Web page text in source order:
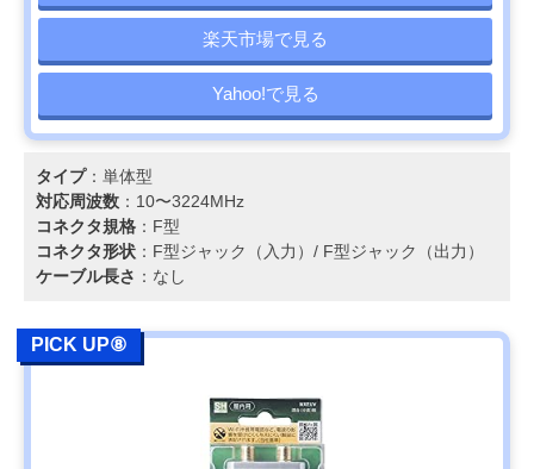
楽天市場で見る
Yahoo!で見る
タイプ：単体型
対応周波数 ：10〜3224MHz
コネクタ規格 ：F型
コネクタ形状 ：F型ジャック（入力）/ F型ジャック（出力）
ケーブル長さ ：なし
PICK UP⑧